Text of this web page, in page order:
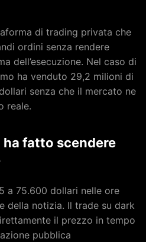
di trading privata che
ordini senza rendere
dell’esecuzione. Nel caso di
ha venduto 29,2 milioni di
senza che il mercato ne
reale.
ha fatto scendere
a 75.600 dollari nelle ore
della notizia. Il trade su dark
il prezzo in tempo
pubblica